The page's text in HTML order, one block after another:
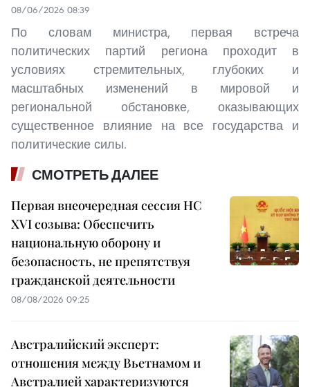
08/06/2026 08:39
По словам министра, первая встреча
политических партий региона проходит в
условиях стремительных, глубоких и
масштабных изменений в мировой и
региональной обстановке, оказывающих
существенное влияние на все государства и
политические силы.
СМОТРЕТЬ ДАЛЕЕ
Первая внеочередная сессия НС
XVI созыва: Обеспечить
национальную оборону и
безопасность, не препятствуя
гражданской деятельности
08/08/2026 09:25
Австралийский эксперт:
отношения между Вьетнамом и
Австралией характеризуются